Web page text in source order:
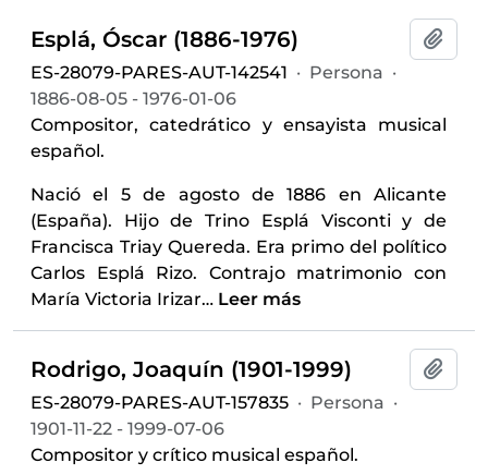
Esplá, Óscar (1886-1976)
ES-28079-PARES-AUT-142541 · Persona ·
1886-08-05 - 1976-01-06
Compositor, catedrático y ensayista musical
español.
Nació el 5 de agosto de 1886 en Alicante
(España). Hijo de Trino Esplá Visconti y de
Francisca Triay Quereda. Era primo del político
Carlos Esplá Rizo. Contrajo matrimonio con
María Victoria Irizar… Leer más
Rodrigo, Joaquín (1901-1999)
ES-28079-PARES-AUT-157835 · Persona ·
1901-11-22 - 1999-07-06
Compositor y crítico musical español.